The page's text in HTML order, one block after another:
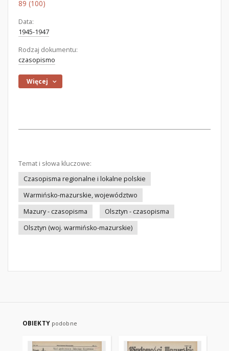
89 (100)
Data:
1945-1947
Rodzaj dokumentu:
czasopismo
Więcej
Temat i słowa kluczowe:
Czasopisma regionalne i lokalne polskie
Warmińsko-mazurskie, województwo
Mazury - czasopisma
Olsztyn - czasopisma
Olsztyn (woj. warmińsko-mazurskie)
OBIEKTY podobne